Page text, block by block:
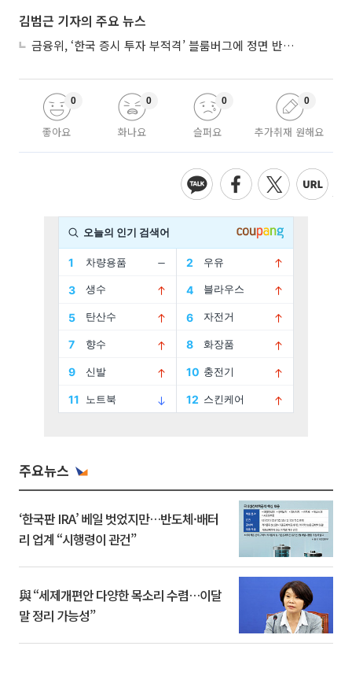
김범근 기자의 주요 뉴스
금융위, ‘한국 증시 투자 부적격’ 블룸버그에 정면 반박…“근거 불분명”
좋아요
0
화나요
0
슬퍼요
0
추가취재 원해요
0
주요뉴스
‘한국판 IRA’ 베일 벗었지만…반도체·배터
리 업계 “시행령이 관건”
與 “세제개편안 다양한 목소리 수렴…이달
말 정리 가능성”